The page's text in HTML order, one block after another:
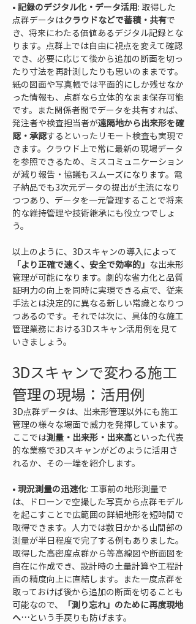
• 記録のデジタル化・データ活用: 取得した
点群データはクラウドなどで蓄積・共有で
き、将来にわたる価値あるデジタル記録とな
ります。点群上では自由に視点を変えて確認
でき、必要に応じて後から追加の断面を切っ
たり寸法を再計測したりも思いのままです。
紙の図面や写真帳では平面的にしか残せなか
った情報も、点群なら立体的なまま保存可能
です。また関係者間でデータを共有すれば、
発注者や検査担当者が遠隔地から出来形を確
認・承認するといったリモート検査も実現で
きます。クラウド上で常に最新の現場データ
を参照できるため、ミスコミュニケーション
が減り報告・協議もスムーズになります。電
子納品でも3次元データの提出が主流になり
つつあり、データを一元管理することで将来
的な維持管理や技術継承にも役立つでしょ
う。
以上のように、3Dスキャンの導入によって
「より正確で速く、安全で効率的」 な出来形
管理が可能になります。劇的な省力化と品質
証明力の向上を同時に実現できる点で、従来
手法とは決定的に異なる新しい常識となりつ
つあるのです。それでは次に、具体的な施工
管理業務における3Dスキャン活用例を見て
いきましょう。
3Dスキャンで変わる施工
管理の現場：活用例
3D点群データは、出来形管理以外にも施工
管理の様々な場面で威力を発揮しています。
ここでは測量・出来形・出来高といった代表
的な業務で3Dスキャンがどのように活用さ
れるか、その一端を紹介します。
• 現況測量の迅速化: 工事前の地形測量で
は、ドローンで空撮した写真から点群モデル
を起こすことで広範囲の詳細地形を短時間で
取得できます。人力では数日かかる山間部の
測量が半日程度で完了する例もありました。
取得した高密度点群から等高線図や断面図を
自在に作成でき、設計時の土量計算や工程計
画の精度向上に直結します。また一度点群を
取っておけば後から追加の断面を切ることも
可能なので、
「測り忘れ」のために再度現地
へ…という手戻りも防げます。